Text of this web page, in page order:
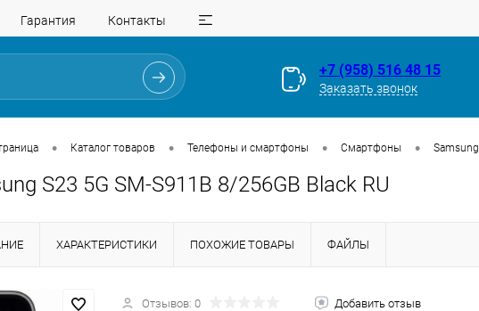
Гарантия Контакты
+7 (958) 516 48 15
Заказать звонок
• Каталог товаров • Телефоны и смартфоны • Смартфоны • Samsung
S23 5G SM-S911B 8/256GB Black RU
ХАРАКТЕРИСТИКИ ПОХОЖИЕ ТОВАРЫ ФАЙЛЫ
Отзывов: 0 Добавить отзыв